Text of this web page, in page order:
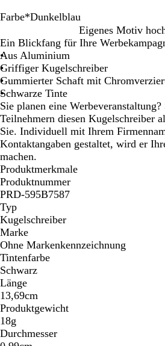
Farbe*Dunkelblau
o
t
r
ü
n
r
a
n
g
e
u
n
k
e
l
b
l
a
u
e
l
l
b
l
a
u
Eigenes Motiv
Ein Blickfang für Ihre
Aus Aluminium
Griffiger Kugelschreiber
Gummierter Schaft mit
Schwarze Tinte
Sie planen eine
Teilnehmern diesen Kugelschreiber
Sie. Individuell mit Ihrem
Kontaktangaben gestaltet, wird er
machen.
Produktmerkmale
Produktnummer
PRD-595B7587
Typ
Kugelschreiber
Marke
Ohne Markenkennzeichnung
Tintenfarbe
Schwarz
Länge
13,69cm
Produktgewicht
18g
Durchmesser